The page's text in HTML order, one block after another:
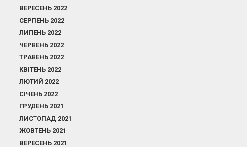
ВЕРЕСЕНЬ 2022
СЕРПЕНЬ 2022
ЛИПЕНЬ 2022
ЧЕРВЕНЬ 2022
ТРАВЕНЬ 2022
КВІТЕНЬ 2022
ЛЮТИЙ 2022
СІЧЕНЬ 2022
ГРУДЕНЬ 2021
ЛИСТОПАД 2021
ЖОВТЕНЬ 2021
ВЕРЕСЕНЬ 2021